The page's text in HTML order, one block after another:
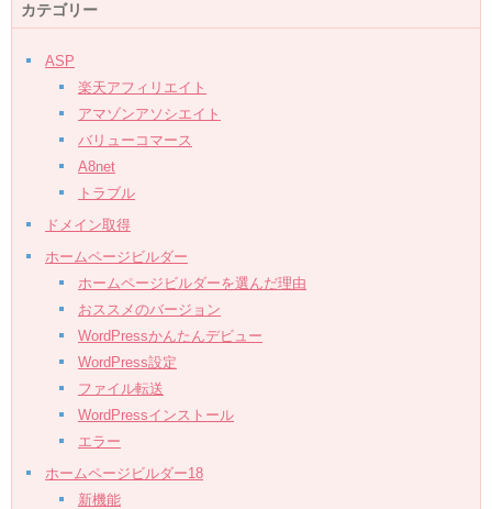
カテゴリー
ASP
楽天アフィリエイト
アマゾンアソシエイト
バリューコマース
A8net
トラブル
ドメイン取得
ホームページビルダー
ホームページビルダーを選んだ理由
おススメのバージョン
WordPressかんたんデビュー
WordPress設定
ファイル転送
WordPressインストール
エラー
ホームページビルダー18
新機能